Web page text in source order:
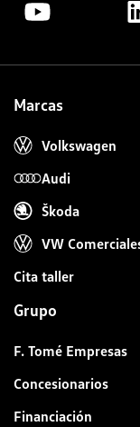
Marcas
Volkswagen
Audi
Škoda
VW
Cita taller
Grupo
F. Tomé Empresas
Concesionarios
Financiación